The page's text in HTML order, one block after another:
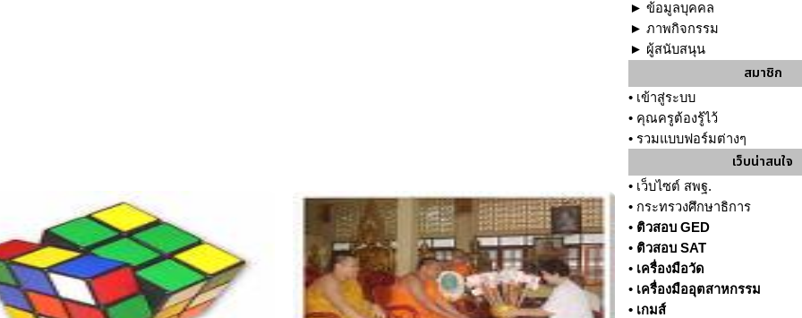
► ข้อมูลบุคคล
► ภาพกิจกรรม
► ผู้สนับสนุน
สมาชิก
• เข้าสู่ระบบ
• คุณครูต้องรู้ไว้
• รวมแบบฟอร์มต่างๆ
เว็บน่าสนใจ
• เว็บไซต์ สพฐ.
• กระทรวงศึกษาธิการ
• ติวสอบ GED
• ติวสอบ SAT
• เครื่องมือวัด
• เครื่องมืออุตสาหกรรม
• เกมส์